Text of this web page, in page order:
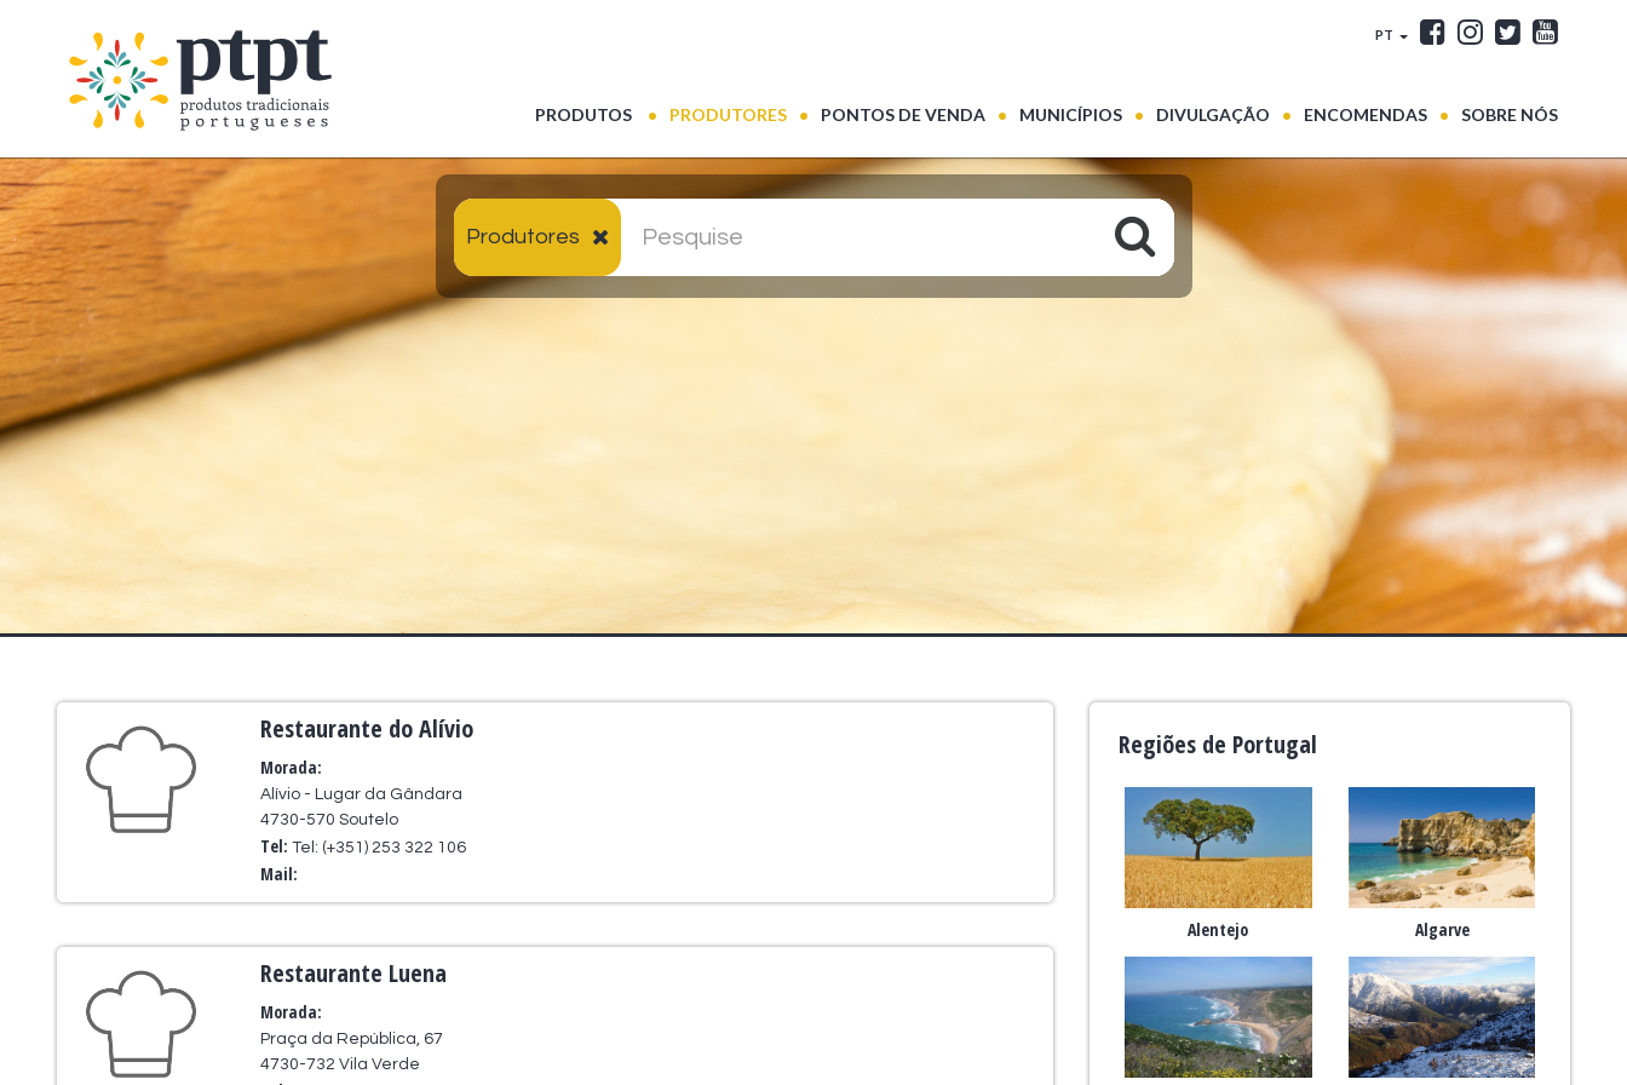
PT
PRODUTOS (CURRENT)
PRODUTORES PONTOS DE VENDA MUNICÍPIOS DIVULGAÇÃO ENCOMENDAS SOBRE NÓS
Produtores
Restaurante do Alívio
Morada:
Alívio - Lugar da Gândara
4730-570 Soutelo
Tel: Tel: (+351) 253 322 106
Mail:
Restaurante Luena
Morada:
Praça da República, 67
4730-732 Vila Verde
Regiões de Portugal
Alentejo Algarve